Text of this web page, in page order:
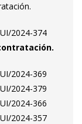
2024-374
2024-369
2024-379
2024-366
2024-357